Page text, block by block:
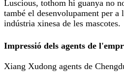
Luscious, tothom hi guanya no
també el desenvolupament per
indústria xinesa de les mascotes.
Impressió dels agents de
Xiang Xudong agents de